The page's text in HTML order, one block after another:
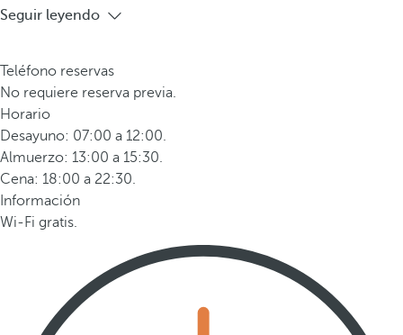
Seguir leyendo
Teléfono reservas
No requiere reserva previa.
Horario
Desayuno: 07:00 a 12:00.
Almuerzo: 13:00 a 15:30.
Cena: 18:00 a 22:30.
Información
Wi-Fi gratis.